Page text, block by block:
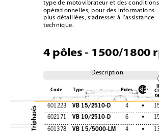
601223 VB 15/2510-D 4 •
602171 VB 10/2510-D 6 •
601378 VB 15/5000-LM 4 •
type de motovibrateur et des conditions
opérationnelles; pour des informations
plus détaillées, s’adresser à l’assistance
technique.
4 pôles - 1500/1800
Description
Code Type Poles
Triphasés